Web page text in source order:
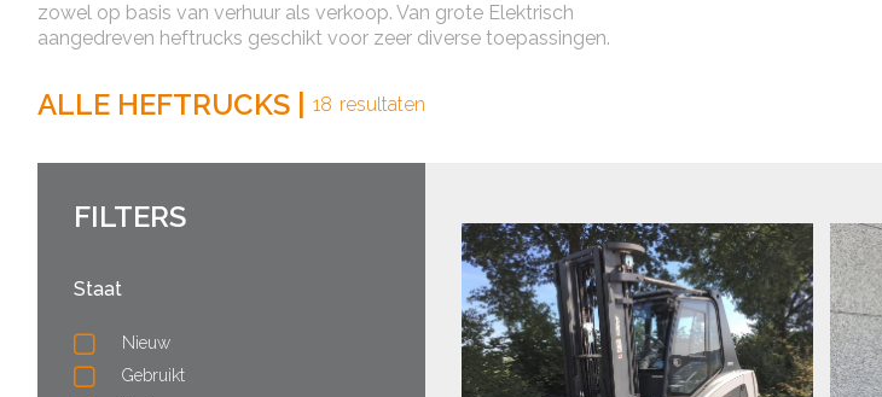
zowel op basis van verhuur als verkoop. Van grote Elektrisch
aangedreven heftrucks geschikt voor zeer diverse toepassingen.
ALLE HEFTRUCKS 18 resultaten
FILTERS
Staat
Nieuw
Gebruikt